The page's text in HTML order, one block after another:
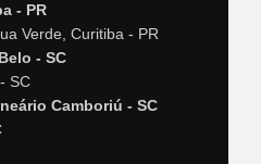
- PR
Verde, Curitiba - PR
- SC
SC
Camboriú - SC